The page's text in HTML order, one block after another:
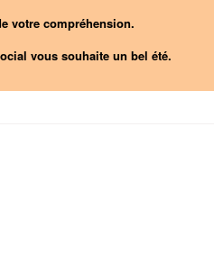
votre compréhension.
vous souhaite un bel été.